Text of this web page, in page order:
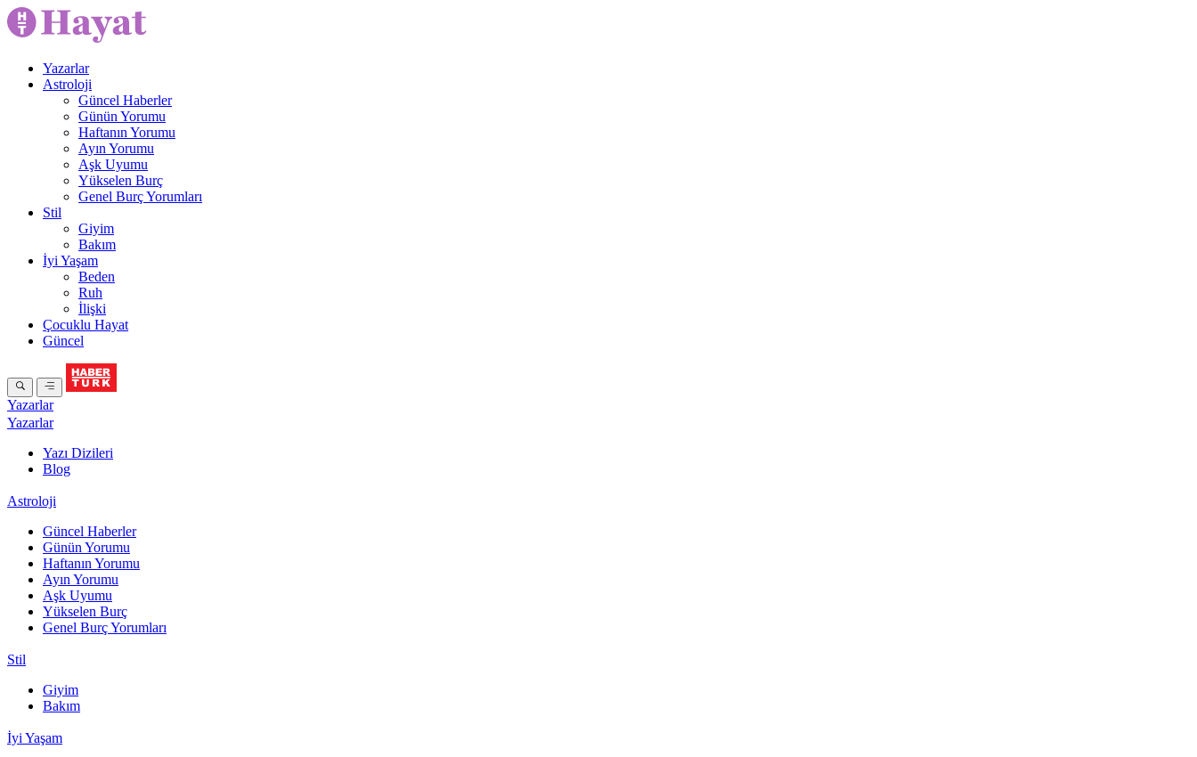
Yazarlar
Astroloji
Güncel Haberler
Günün Yorumu
Haftanın Yorumu
Ayın Yorumu
Aşk Uyumu
Yükselen Burç
Genel Burç Yorumları
Stil
Giyim
Bakım
İyi Yaşam
Beden
Ruh
İlişki
Çocuklu Hayat
Güncel
Yazarlar
Yazarlar
Yazı Dizileri
Blog
Astroloji
Güncel Haberler
Günün Yorumu
Haftanın Yorumu
Ayın Yorumu
Aşk Uyumu
Yükselen Burç
Genel Burç Yorumları
Stil
Giyim
Bakım
İyi Yaşam